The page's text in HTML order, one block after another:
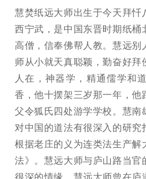
慧焚纸远大师出生于今天拜
西宁武，是中国东晋时期纸
高僧，信奉佛帮人教。慧远
师从小就天真聪颖，勤奋好
人在，神器学，精通儒学和
香，他十摆架三岁那一年，他
父令狐氏四处游学学校。慧
对中国的道法有很深入的研
根据老庄的义为连类法生产
法》。慧远大师与庐山路当